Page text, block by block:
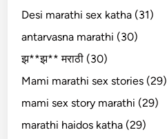
Desi marathi sex katha (31)
antarvasna marathi (30)
झ**झ** मराठी (30)
Mami marathi sex stories (29)
mami sex story marathi (29)
marathi haidos katha (29)